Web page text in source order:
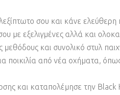
σου και κάνε
με εξελιγμένες αλλά και
και συνολικό στυλ
ποικιλία από νέα οχήματα,
και καταπολέμησε την